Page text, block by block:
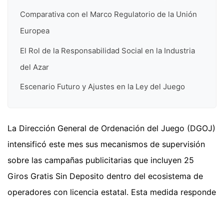
Comparativa con el Marco Regulatorio de la Unión
Europea
El Rol de la Responsabilidad Social en la Industria
del Azar
Escenario Futuro y Ajustes en la Ley del Juego
La Dirección General de Ordenación del Juego (DGOJ)
intensificó este mes sus mecanismos de supervisión
sobre las campañas publicitarias que incluyen 25
Giros Gratis Sin Deposito dentro del ecosistema de
operadores con licencia estatal. Esta medida responde